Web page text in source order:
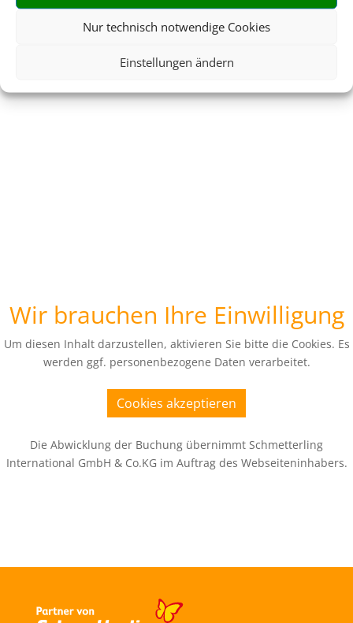
Nur technisch notwendige Cookies
Einstellungen ändern
Wir brauchen Ihre Einwilligung
Um diesen Inhalt darzustellen, aktivieren Sie bitte die Cookies. Es
werden ggf. personenbezogene Daten verarbeitet.
Cookies akzeptieren
Die Abwicklung der Buchung übernimmt Schmetterling
International GmbH & Co.KG im Auftrag des Webseiteninhabers.